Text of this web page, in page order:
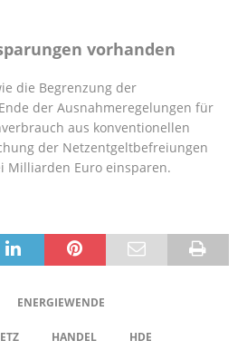
vorhanden
die Begrenzung der
der Ausnahmeregelungen für
aus konventionellen
der Netzentgeltbefreiungen
Milliarden Euro einsparen.
ENERGIEWENDE
HANDEL HDE